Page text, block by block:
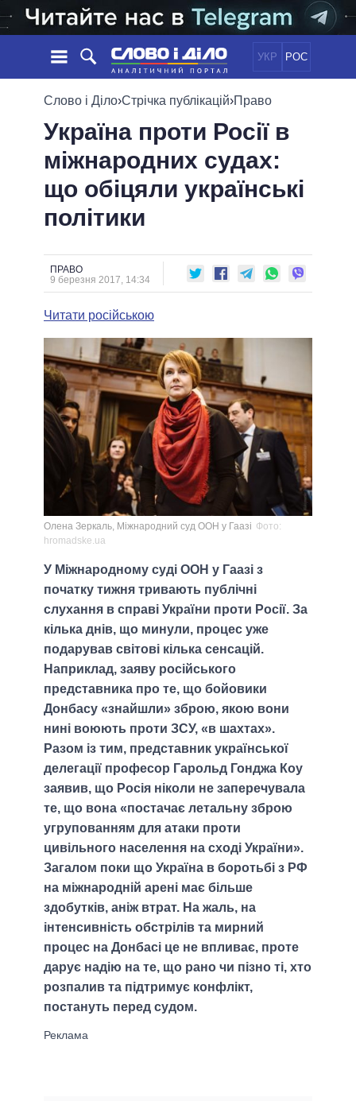
УКР РОС
НОВИНИ
СТРІЧКА
ПОДІЇ
СТАТТІ
ДУМКИ
ОГЛЯДИ
ДАЙДЖЕСТИ
ПОЛІТИКА
ЕКОНОМІКА
СУСПІЛЬСТВО
СВІТ
ОБIЦЯНКИ
ПОЛIТИКИ
УСІ ПОЛІТИКИ
ПРЕЗИДЕНТ І ОФІС
ВЕРХОВНА РАДА
КАБІНЕТ МІНІСТРІВ
МЕРИ МІСТ
ВСІ ПЕРСОНИ
ІНФОГРАФІКА
ПІДТРИМАТИ
ПОРІВНЯННЯ ПОЛІТИКІВ
Слово і Діло›Стрічка публікацій›Право
Україна проти Росії в
міжнародних судах:
що обіцяли українські
політики
ПРАВО
9 березня 2017, 14:34
Читати російською
Олена Зеркаль, Міжнародний суд ООН у Гаазі Фото:
hromadske.ua
У Міжнародному суді ООН у Гаазі з
початку тижня тривають публічні
слухання в справі України проти Росії. За
кілька днів, що минули, процес уже
подарував світові кілька сенсацій.
Наприклад, заяву російського
представника про те, що бойовики
Донбасу «знайшли» зброю, якою вони
нині воюють проти ЗСУ, «в шахтах».
Разом із тим, представник української
делегації професор Гарольд Гонджа Коу
заявив, що Росія ніколи не заперечувала
те, що вона «постачає летальну зброю
угрупованням для атаки проти
цивільного населення на сході України».
Загалом поки що Україна в боротьбі з РФ
на міжнародній арені має більше
здобутків, аніж втрат. На жаль, на
інтенсивність обстрілів та мирний
процес на Донбасі це не впливає, проте
дарує надію на те, що рано чи пізно ті, хто
розпалив та підтримує конфлікт,
постануть перед судом.